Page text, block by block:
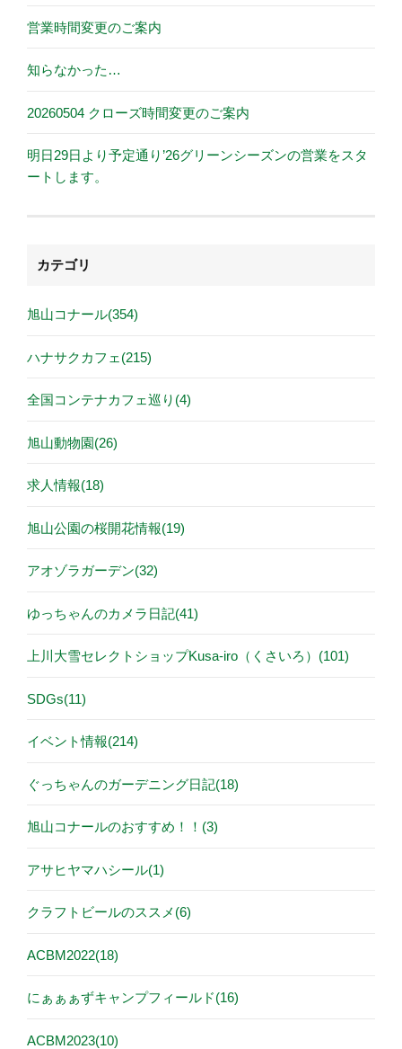
営業時間変更のご案内
知らなかった…
20260504 クローズ時間変更のご案内
明日29日より予定通り’26グリーンシーズンの営業をスタ
ートします。
カテゴリ
旭山コナール(354)
ハナサクカフェ(215)
全国コンテナカフェ巡り(4)
旭山動物園(26)
求人情報(18)
旭山公園の桜開花情報(19)
アオゾラガーデン(32)
ゆっちゃんのカメラ日記(41)
上川大雪セレクトショップKusa-iro（くさいろ）(101)
SDGs(11)
イベント情報(214)
ぐっちゃんのガーデニング日記(18)
旭山コナールのおすすめ！！(3)
アサヒヤマハシール(1)
クラフトビールのススメ(6)
ACBM2022(18)
にぁぁぁずキャンプフィールド(16)
ACBM2023(10)